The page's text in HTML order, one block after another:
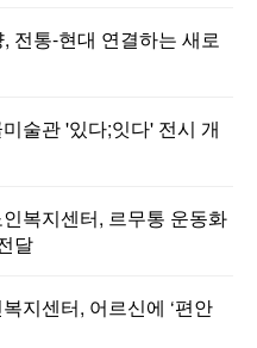
전통-현대 연결하는 새로
술관 '있다;잇다' 전시 개
복지센터, 르무통 운동화
달
지센터, 어르신에 ‘편안